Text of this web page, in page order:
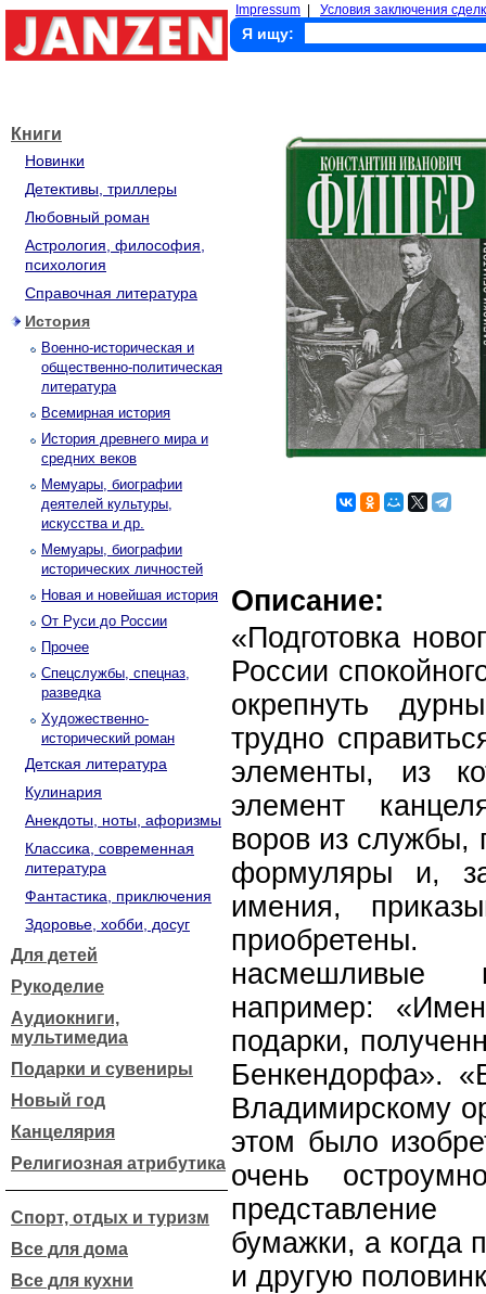
Impressum Условия заключения
Я ищу:
Книги
Новинки
Детективы, триллеры
Любовный роман
Астрология, философия,
психология
Справочная литература
История
Военно-историческая и
общественно-политическая
литература
Всемирная история
История древнего мира и
средних веков
Мемуары, биографии
деятелей культуры,
искусства и др.
Мемуары, биографии
исторических личностей
Новая и новейшая история
От Руси до России
Прочее
Спецслужбы, спецназ,
разведка
Художественно-
исторический роман
Детская литература
Кулинария
Анекдоты, ноты, афоризмы
Классика, современная
литература
Фантастика, приключения
Здоровье, хобби, досуг
Для детей
Рукоделие
Аудиокниги,
мультимедиа
Подарки и сувениры
Новый год
Канцелярия
Религиозная атрибутика
Спорт, отдых и туризм
Все для дома
Все для кухни
Описание:
«Подготовка
России
окрепнуть
трудно
элементы, из
элемент
воров из службы,
формуляры и,
имения,
насмешливые
например:
подарки,
Бенкендорфа».
Владимирскому
этом было
очень
бумажки, а когда
и другую